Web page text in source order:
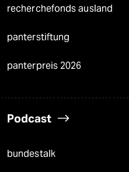
recherchefonds ausland
panterstiftung
panterpreis 2026
Podcast
bundestalk